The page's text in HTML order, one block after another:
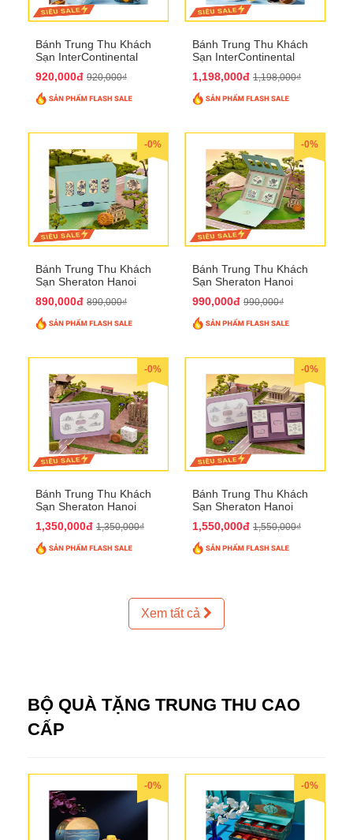
Bánh Trung Thu Khách
Sạn InterContinental
QTTT26
920,000đ 920,000₫
Bánh Trung Thu Khách
Sạn InterContinental
QTTT27
1,198,000đ 1,198,000₫
-0%
Bánh Trung Thu Khách
Sạn Sheraton Hanoi
890,000đ 890,000₫
-0%
Bánh Trung Thu Khách
Sạn Sheraton Hanoi
990,000đ 990,000₫
-0%
Bánh Trung Thu Khách
Sạn Sheraton Hanoi
1,350,000đ 1,350,000₫
-0%
Bánh Trung Thu Khách
Sạn Sheraton Hanoi
1,550,000đ 1,550,000₫
Xem tất cả
BỘ QUÀ TẶNG TRUNG THU CAO
CẤP
-0% -0%